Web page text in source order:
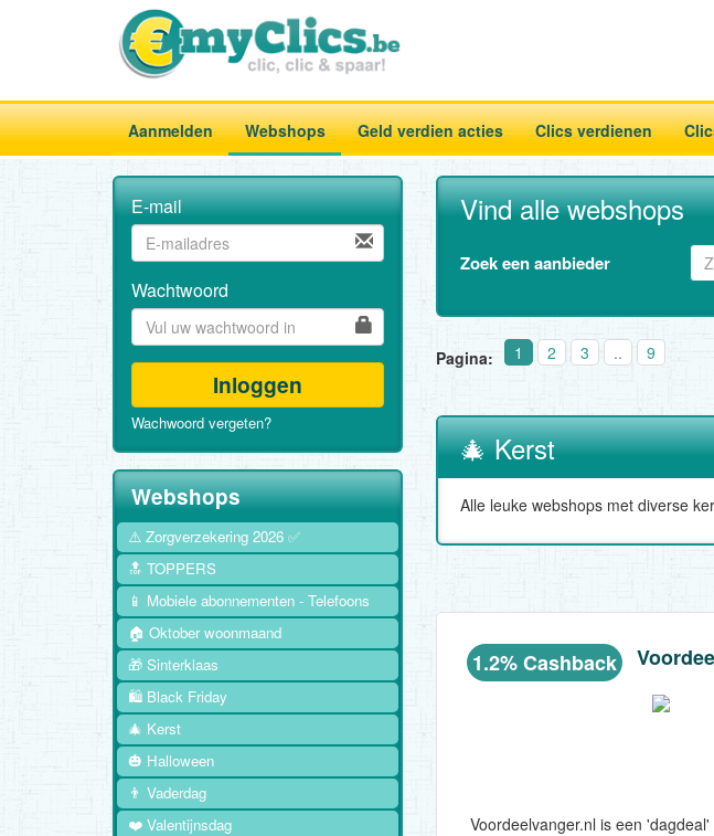
Aanmelden Webshops Geld verdien acties Clics verdienen
Vind alle webshops
Zoek een aanbieder
Pagina: 1 2 3 .. 9
🎄 Kerst
Alle leuke webshops met diverse
1.2% Cashback
E-mail
Wachtwoord
Inloggen
Wachwoord vergeten?
Webshops
⚠️ Zorgverzekering 2026 ✅
🔝 TOPPERS
📱 Mobiele abonnementen - Telefoons
🏠 Oktober woonmaand
🎁 Sinterklaas
🛍️ Black Friday
🎄 Kerst
🎃 Halloween
👨 Vaderdag
❤️ Valentijnsdag